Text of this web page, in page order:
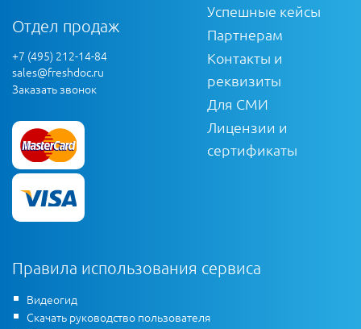
Отдел продаж
+7 (495) 212-14-84
sales@freshdoc.ru
Заказать звонок
Успешные кейсы
Партнерам
Контакты и
реквизиты
Для СМИ
Лицензии и
сертификаты
Правила использования сервиса
Видеогид
Скачать руководство пользователя